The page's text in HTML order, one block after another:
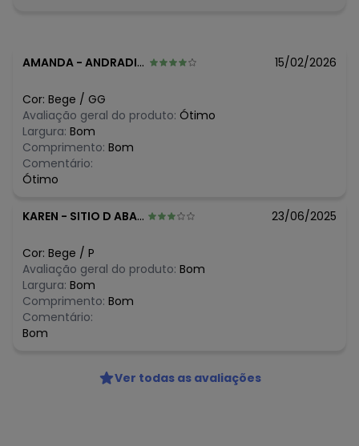
julho/2026 N/D*
maio/2026
abril/2026
março/2026
fevereiro/2026
AMANDA - ANDRADINA - SP 15/02/2026
Cor: Bege / GG
Avaliação geral do produto: Ótimo
Largura: Bom
Comprimento: Bom
Comentário:
Ótimo
KAREN - SITIO D ABADIA - GO 23/06/2025
Cor: Bege / P
Avaliação geral do produto: Bom
Largura: Bom
Comprimento: Bom
Comentário:
Bom
Ver todas as avaliações